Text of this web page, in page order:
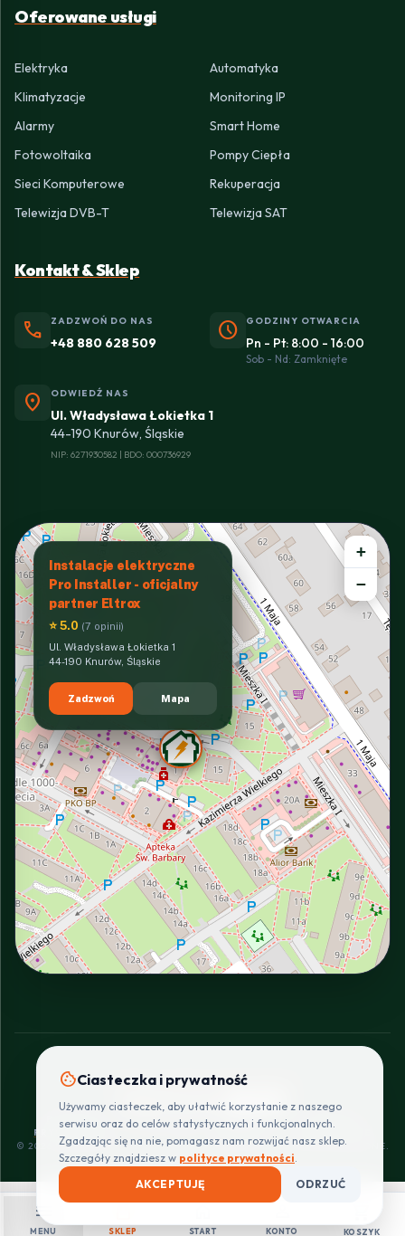
menu
MENU SKLEP START KONTO KOSZYK
Oferowane usługi
Elektryka
Automatyka
Klimatyzacje
Monitoring IP
Alarmy
Smart Home
Fotowoltaika
Pompy Ciepła
Sieci Komputerowe
Rekuperacja
Telewizja DVB-T
Telewizja SAT
Kontakt & Sklep
phone ZADZWOŃ DO NAS
+48 880 628 509 schedule GODZINY OTWARCIA
Pn - Pt: 8:00 - 16:00
Sob - Nd: Zamknięte
location_on ODWIEDŹ NAS
Ul. Władysława Łokietka 1
44-190 Knurów, Śląskie
NIP: 6271930582 | BDO: 000736929
Instalacje elektryczne
Pro Installer - oficjalny
partner Eltrox
⭐ 5.0 (7 opinii)
Ul. Władysława Łokietka 1
44-190 Knurów, Śląskie
Zadzwoń Mapa
+
−
INTERACTIVE VIEW
SZYBKIE I BEZPIECZNE PŁATNOŚCI
POLITYKA
PRYWATNOŚCI
REGULAMIN
CENNIK
DOSTAW
ZWROTY I
REKLAMACJE
© 2026 PROINSTALLER.PL - KNURÓW. WSZYSTKIE PRAWA ZASTRZEŻONE.
cookieCiasteczka i prywatność
Używamy ciasteczek, aby ułatwić korzystanie z naszego
serwisu oraz do celów statystycznych i funkcjonalnych.
Zgadzając się na nie, pomagasz nam rozwijać nasz sklep.
Szczegóły znajdziesz w polityce prywatności.
AKCEPTUJĘ
ODRZUĆ